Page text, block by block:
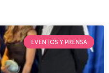
EVENTOS Y PRENSA